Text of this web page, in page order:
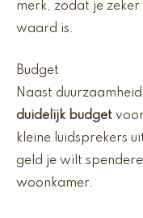
merk, zodat je
waard is.
Budget
Naast
duidelijk budget
kleine luidsprekers
geld je wilt
woonkamer.